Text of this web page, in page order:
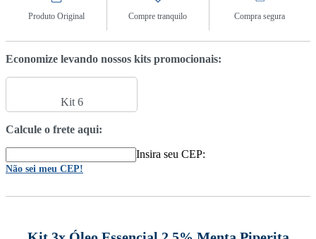
Produto Original Compre tranquilo Compra segura
Economize levando nossos kits promocionais:
Kit 6
Calcule o frete aqui:
Insira seu CEP:
Não sei meu CEP!